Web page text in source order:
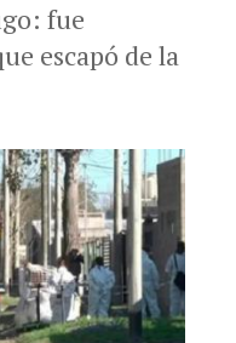
fue
escapó de la